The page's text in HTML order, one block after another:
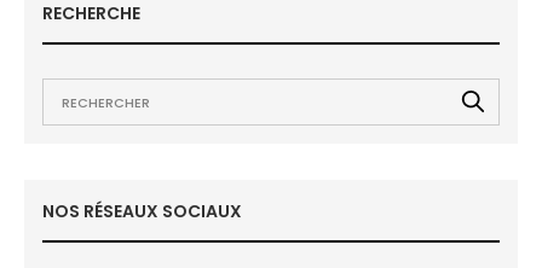
RECHERCHE
NOS RÉSEAUX SOCIAUX